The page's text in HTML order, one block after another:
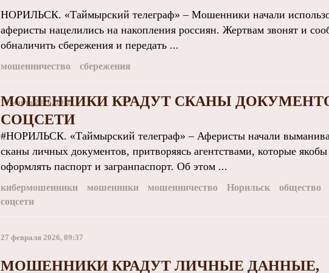
НОРИЛЬСК. «Таймырский телеграф» – Мошенники начали
аферисты нацелились на накопления россиян. Жертвам звонят и
обналичить сбережения и передать ...
мошенничество сбережения
12 марта 2026, 10:21
МОШЕННИКИ КРАДУТ СКАНЫ
СОЦСЕТИ
#НОРИЛЬСК. «Таймырский телеграф» – Аферисты начали
сканы личных документов, притворяясь агентствами, которые
оформлять паспорт и загранпаспорт. Об этом ...
кибермошенники мошенники мошенничество Норильск общество
соцсети
27 февраля 2026, 09:37
МОШЕННИКИ КРАДУТ ЛИЧНЫЕ ДАННЫЕ,